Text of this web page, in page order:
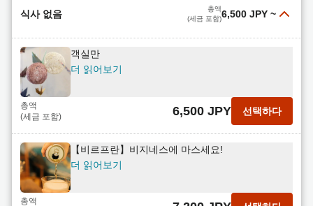
식사 없음
총액
(세금 포함)6,500 JPY ~
객실만
더 읽어보기
총액
(세금 포함)
6,500 JPY 선택하다
【비르프란】비지네스에 마스세요!
더 읽어보기
총액